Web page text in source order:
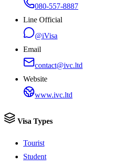
080-557-8887
Line Official
@iVisa
Email
contact@ivc.ltd
Website
www.ivc.ltd
Visa Types
Tourist
Student